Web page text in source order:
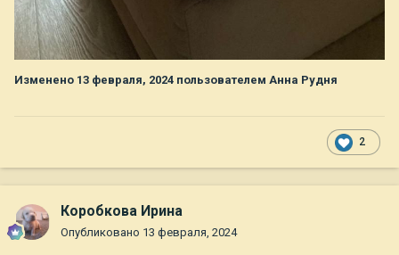
Изменено 13 февраля, 2024 пользователем Анна Рудня
2
Коробкова Ирина
Опубликовано 13 февраля, 2024